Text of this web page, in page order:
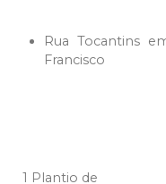
Rua Tocantins
Francisco
1 Plantio de